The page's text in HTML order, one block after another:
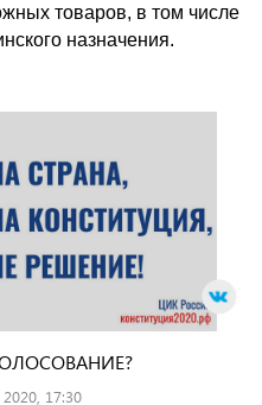
товаров, в том числе
назначения.
17:30